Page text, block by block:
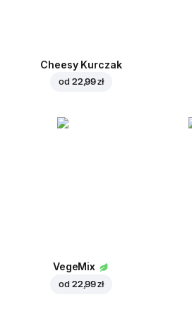
Cheesy Kurczak
od 22,99 zł
VegeMix
od 22,99 zł